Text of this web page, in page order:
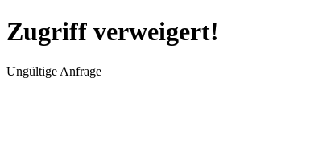
Zugriff verweigert!
Ungültige Anfrage